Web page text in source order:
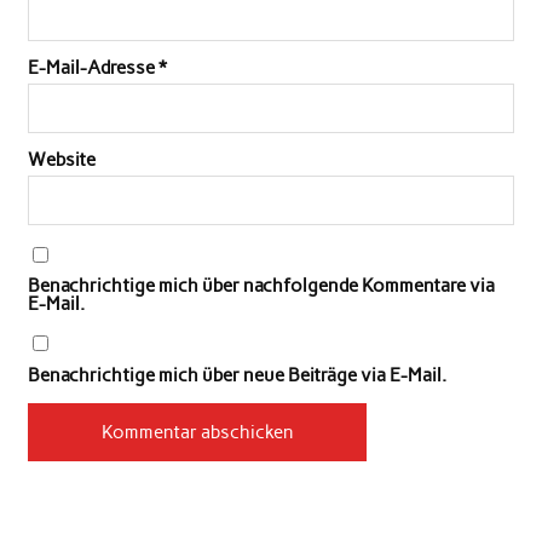
E-Mail-Adresse*
Website
Benachrichtige mich über nachfolgende Kommentare via
E-Mail.
Benachrichtige mich über neue Beiträge via E-Mail.